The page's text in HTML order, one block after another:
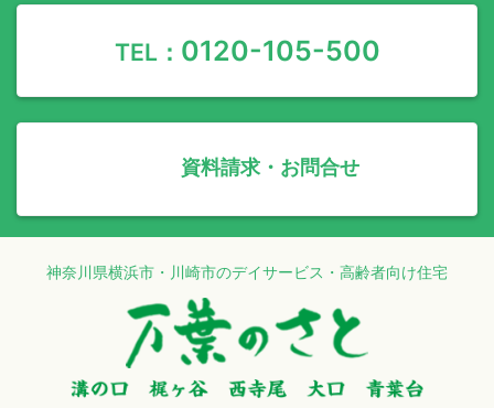
TEL： 0120-105-500
資料請求・お問合せ
神奈川県横浜市・川崎市のデイサービス・高齢者向け住宅